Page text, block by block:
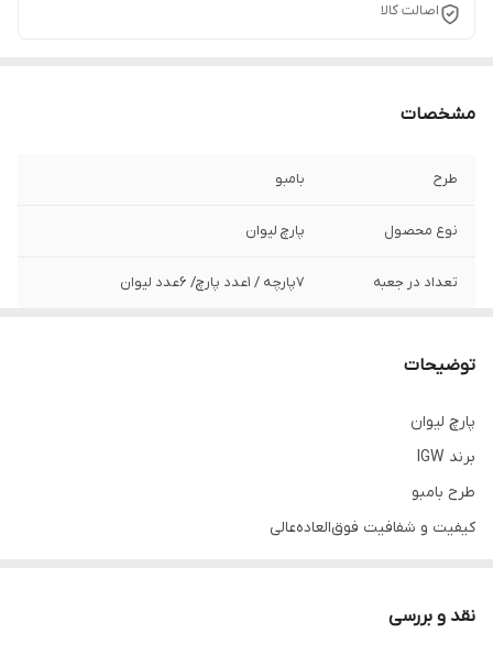
اصالت کالا
مشخصات
طرح بامبو
نوع محصول پارچ لیوان
تعداد در جعبه ۷پارچه / ۱عدد پارچ/ ۶عدد لیوان
جنس
برند
توضیحات
پارچ لیوان
برند IGW
طرح بامبو
کیفیت و شفافیت فوق‌العاده‌عالی
لب طلا و ساده هر دو موجود است.
نقد و بررسی